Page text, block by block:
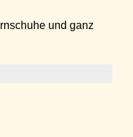
und ganz